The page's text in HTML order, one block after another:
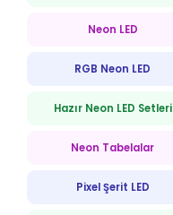
Neon LED
RGB Neon LED
Hazır Neon LED Setleri
Neon Tabelalar
Pixel Şerit LED